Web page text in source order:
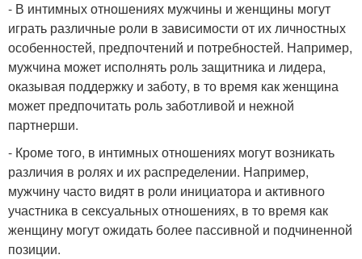
- В интимных отношениях мужчины и женщины могут
играть различные роли в зависимости от их личностных
особенностей, предпочтений и потребностей. Например,
мужчина может исполнять роль защитника и лидера,
оказывая поддержку и заботу, в то время как женщина
может предпочитать роль заботливой и нежной
партнерши.
- Кроме того, в интимных отношениях могут возникать
различия в ролях и их распределении. Например,
мужчину часто видят в роли инициатора и активного
участника в сексуальных отношениях, в то время как
женщину могут ожидать более пассивной и подчиненной
позиции.